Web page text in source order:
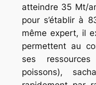
atteindre 35 Mt/
pour s’établir à
même expert, il
permettent au
ses
poissons),